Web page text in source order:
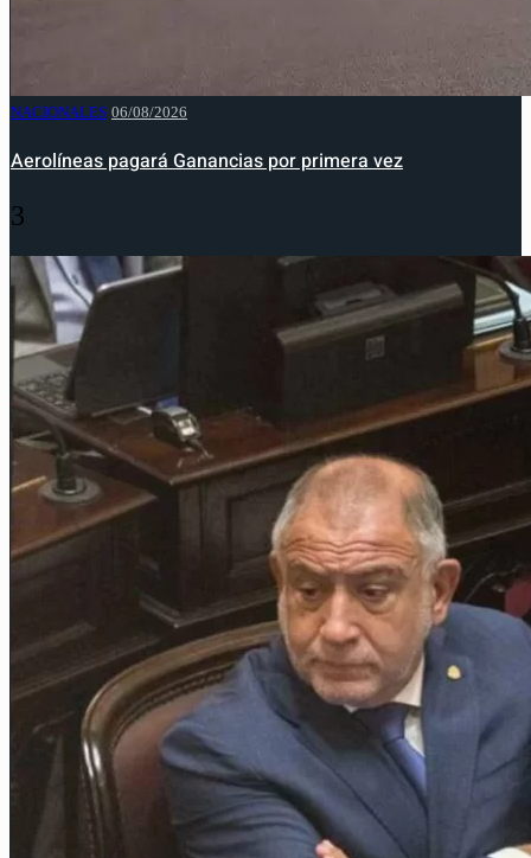
NACIONALES 06/08/2026
Aerolíneas pagará Ganancias por primera vez
3